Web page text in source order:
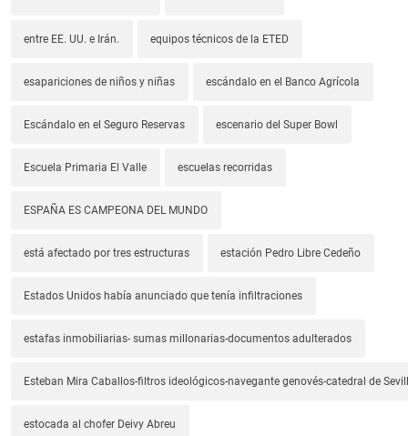
entre EE. UU. e Irán. equipos técnicos de la ETED
esapariciones de niños y niñas escándalo en el Banco Agrícola
Escándalo en el Seguro Reservas escenario del Super Bowl
Escuela Primaria El Valle escuelas recorridas
ESPAÑA ES CAMPEONA DEL MUNDO
está afectado por tres estructuras estación Pedro Libre Cedeño
Estados Unidos había anunciado que tenía infiltraciones
estafas inmobiliarias- sumas millonarias-documentos adulterados
Esteban Mira Caballos-filtros ideológicos-navegante genovés-catedral de
estocada al chofer Deivy Abreu